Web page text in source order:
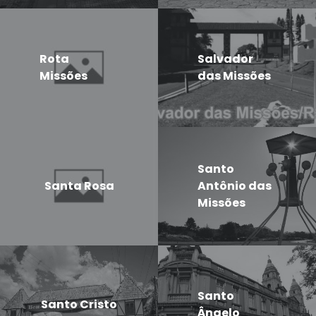
Rota
Missões
Salvador
das Missões
Santa Rosa
Santo
Antônio das
Missões
Santo Cristo
Santo
Ângelo